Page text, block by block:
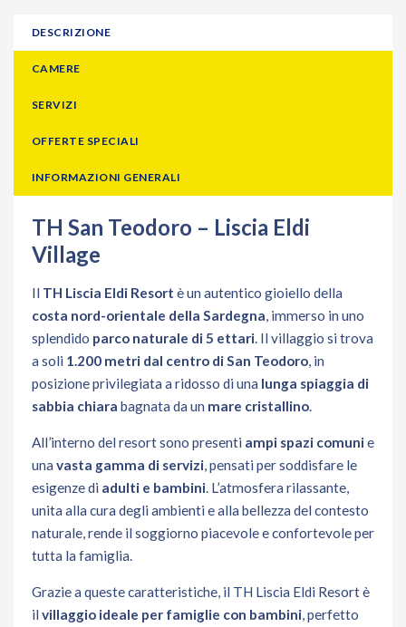
DESCRIZIONE
CAMERE
SERVIZI
OFFERTE SPECIALI
INFORMAZIONI GENERALI
TH San Teodoro – Liscia Eldi
Village
Il TH Liscia Eldi Resort è un autentico gioiello della
costa nord-orientale della Sardegna, immerso in uno
splendido parco naturale di 5 ettari. Il villaggio si trova
a soli 1.200 metri dal centro di San Teodoro, in
posizione privilegiata a ridosso di una lunga spiaggia di
sabbia chiara bagnata da un mare cristallino.
All’interno del resort sono presenti ampi spazi comunie
una vasta gamma di servizi, pensati per soddisfare le
esigenze di adulti e bambini. L’atmosfera rilassante,
unita alla cura degli ambienti e alla bellezza del contesto
naturale, rende il soggiorno piacevole e confortevole per
tutta la famiglia.
Grazie a queste caratteristiche, il TH Liscia Eldi Resort è
ilvillaggio ideale per famiglie con bambini, perfetto